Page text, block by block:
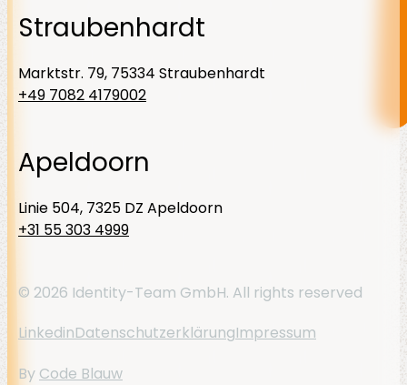
Straubenhardt
Marktstr. 79, 75334 Straubenhardt
+49 7082 4179002
Apeldoorn
Linie 504, 7325 DZ Apeldoorn
+31 55 303 4999
© 2026 Identity-Team GmbH. All rights reserved
LinkedinDatenschutzerklärungImpressum
By Code Blauw